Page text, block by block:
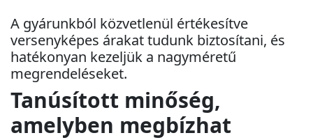
A gyárunkból közvetlenül értékesítve
versenyképes árakat tudunk biztosítani, és
hatékonyan kezeljük a nagyméretű
megrendeléseket.
Tanúsított minőség,
amelyben megbízhat